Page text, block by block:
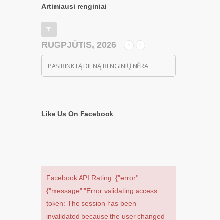
Artimiausi renginiai
RUGPJŪTIS, 2026
PASIRINKTĄ DIENĄ RENGINIŲ NĖRA
Like Us On Facebook
Facebook API Rating: {"error":
{"message":"Error validating access
token: The session has been
invalidated because the user changed